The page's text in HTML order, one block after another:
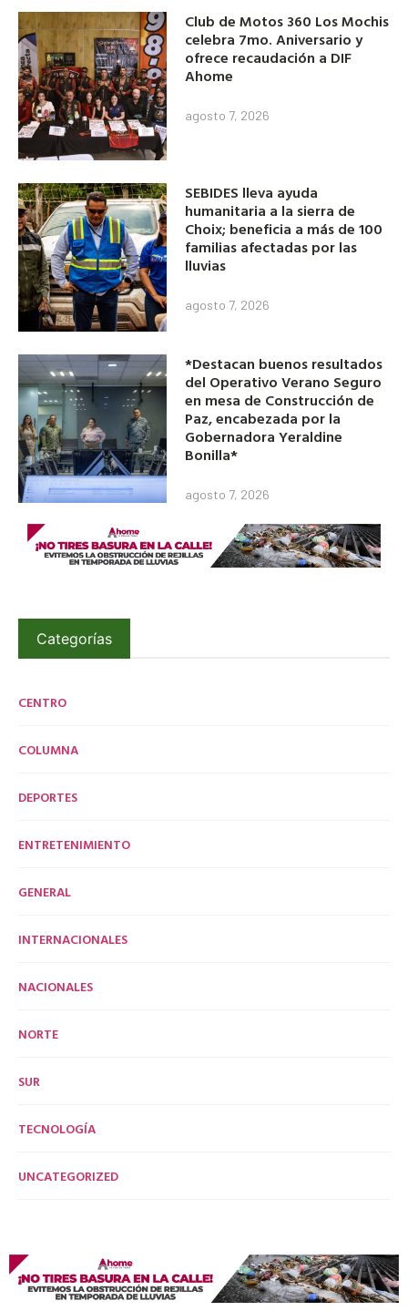
Club de Motos 360 Los Mochis
celebra 7mo. Aniversario y
ofrece recaudación a DIF
Ahome
agosto 7, 2026
SEBIDES lleva ayuda
humanitaria a la sierra de
Choix; beneficia a más de 100
familias afectadas por las
lluvias
agosto 7, 2026
*Destacan buenos resultados
del Operativo Verano Seguro
en mesa de Construcción de
Paz, encabezada por la
Gobernadora Yeraldine
Bonilla*
agosto 7, 2026
Categorías
CENTRO
COLUMNA
DEPORTES
ENTRETENIMIENTO
GENERAL
INTERNACIONALES
NACIONALES
NORTE
SUR
TECNOLOGÍA
UNCATEGORIZED